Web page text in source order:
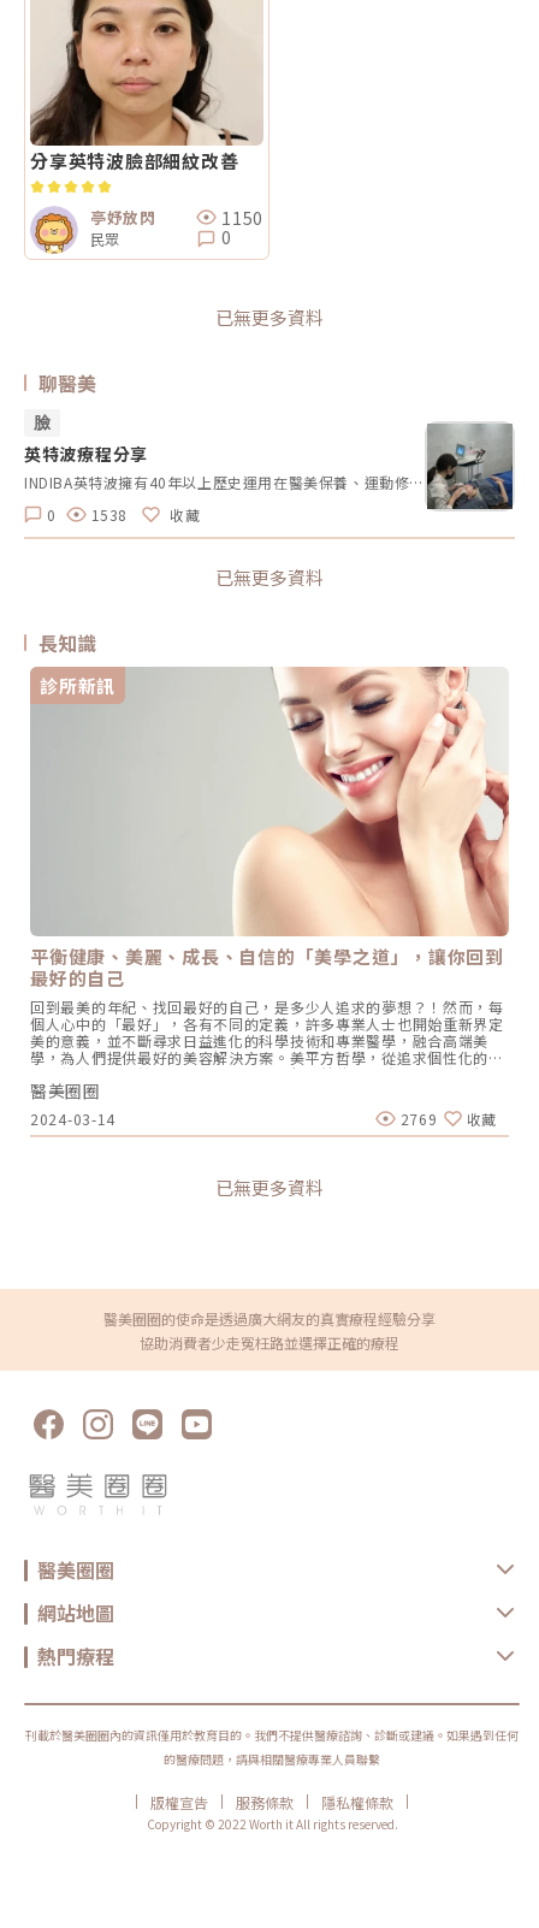
分享英特波臉部細紋改善
亭妤放閃
民眾
1150
0
已無更多資料
聊醫美
臉
英特波療程分享
INDIBA英特波擁有40年以上歷史運用在醫美保養、運動修復、復健治療、維持體態是一台多方位調整的儀器設備堪稱經典模特工作對於外型與顏值要求不言而喻日常對抗歲月的保養真是不能懈怠尤其是隔天有重要約會或出席活動英特波就成了我的保養救星以448千赫茲獨有的內生熱技術平衡細胞離子交換幫助細胞修復自然機能促進身體代謝及微循環讓皮膚重獲彈性第一次施作時還是有點緊張記憶中的電音波都是痛到冒冷汗笑笑在施作的過程中完全0痛感溫溫熱熱的很舒服美容師也會一直關心我的感受並針對我在意的部位點進行加強還舒服到睡覺睡一覺起床就變美了堪稱新一代睡美人神器這次選擇的是臉部英特波重點加強下顎線部分還有先做半邊臉拍攝施作前後對比照明顯感受到臉部拉提及輪廓線更清晰立即有感的效果真的讓人好安心❤️與市面上破壞型的電音波相比英特波為非侵入式無創療程深層及淺層探頭搭配使用針對臉部及頸部紋路雙下巴、腹部脂肪堆積手術術後腫脹、瘀青…等透過細胞修復的原理來得到進一步的改善除了醫美保養及術後修復外英特波的內生熱技術能提高人體基礎體溫在國外英特波還得到「世界級免疫大師」美名如果你也嚮往透過醫學科技得到更好的臉部狀態及體態又不希望疼痛及療程後的副作用INDIBA英特波是一個很值得的選擇🏠：美X館診所👩‍⚕️：呂X欣 醫師Â
0
1538 收藏
已無更多資料
長知識
診所新訊
平衡健康、美麗、成長、自信的「美學之道」，讓你回到
最好的自己
回到最美的年紀、找回最好的自己，是多少人追求的夢想？！然而，每
個人心中的「最好」，各有不同的定義，許多專業人士也開始重新界定
美的意義，並不斷尋求日益進化的科學技術和專業醫學，融合高端美
學，為人們提供最好的美容解決方案。美平方哲學，從追求個性化的
「美學之道」開始！對美平方診所的執行長林佳雯、院長許至偉醫師來
說，美，不是「複製」別人的經驗，而是根據每個人的不同，打造「個
性化」的體驗。這就是為什麼診所以「平方」為名，而不是立方、甚至
n次方，「我們剛剛好就好！」林佳雯認為，只要比原本的你來的年
輕、健康，或是看起來比實際年齡少個5歲、10歲，剛剛好就好，「所
來」自然效果的趨勢。「美平方」的美學之道：平衡健康、美麗、成
長、自信，就是建立在這樣的前提下，希望幫每個人找回最好、最美的
斷進步。」他進一步說明，很多優秀的醫師執業多年，往往都會發展出
自己獨到的手法，或是更好的療程，透過研討交流，不時可以激發出更
好的創意，「不同的case，可能需要用不同的方式、不同的手法，來解
決客戶的問題」，就像最多輕熟女御用的玻尿酸，要從哪裡下針？尖針
「很多經驗不是從教科書或說明書裡就可以學到的」，搭配高端的科
方的護顏之道：「逆齡養美x提升顏質」顛覆一般醫美診所的，還有畢
業自化妝品科技研究所的執行長林佳雯，因為女兒從小就是過敏體質，
不希望他從小就使用太多含類固醇藥物而走上了自行研發天然保養品的
甘肽精華等產品，成分講究以天然花草純露為基底，專注於成分的單純
和高效性，無意中也催生了美平方線上商城的誕生。「醫美療程的術
前、術後絕不能偷懶不保養！」林佳雯執行長強調。不管是雷射或是音
美療程都有其對應的術後保養照護方式，美平方進一步設計以修護肌膚
和養膚為核心的療程，不僅能有效修護肌膚，更能放鬆身心靈，帶來全
波」，也是美平方「逆齡養美x提升顏質」的秘密武器。從放鬆、修復
證的許至偉院長，相當注重INDIBA英特波全方位的能力。透過與眾不同
的448kHz頻率，調節細胞平衡，提高細胞的新陳代謝，促進1細胞再
程，對皮膚組織都會造成不同程度的傷害，但INDIBA英特波利用的是與
其相反的原理，在非侵入與無熱傷害的前提下，達到皺紋與細紋改善的
效果，其對細胞產生的正面影響更是為人體帶來了多面向的幫助。在日
進INDIBA，希望帶給顧客更好的體驗。尤其是在縮短術後修復時間這
點，林佳雯執行長自己就親身體驗過，她發現打完雙下巴的消脂針後，
再結合INDIBA的治療，原本大家很在意的術後腫脹問題很快消下去。原
醫美圈圈
2024-03-14 2769 收藏
已無更多資料
醫美圈圈的使命是透過廣大網友的真實療程經驗分享
協助消費者少走冤枉路並選擇正確的療程
醫美圈圈
網站地圖
熱門療程
刊載於醫美圈圈內的資訊僅用於教育目的。我們不提供醫療諮詢、診斷或建議。如果遇到任何
的醫療問題，請與相關醫療專業人員聯繫
| 版權宣告 | 服務條款 | 隱私權條款
|
Copyright © 2022 Worth it All rights reserved.